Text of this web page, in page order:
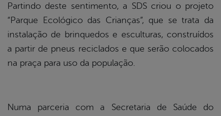
Partindo deste sentimento, a SDS criou o projeto
“Parque Ecológico das Crianças”, que se trata da
instalação de brinquedos e esculturas, construídos
a partir de pneus reciclados e que serão colocados
na praça para uso da população.
Numa parceria com a Secretaria de Saúde do